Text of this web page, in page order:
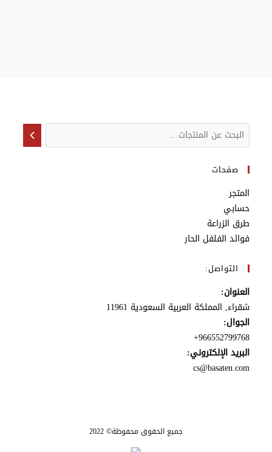
صفحات
المتجر
حسابي
طرق الزراعة
فوائد الفلفل الحار
التواصل:
العنوان:
شقراء, المملكة العربية السعودية 11961
الجوال:
966552799768+
البريد الإلكتروني:
cs@basaten.com
جميع الحقوق محفوظة© 2022